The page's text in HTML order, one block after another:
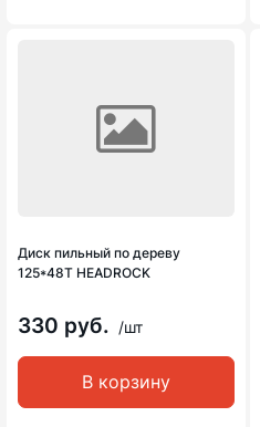
Диск пильный по дереву
125*48Т HEADROCK
330 руб. /шт
В корзину